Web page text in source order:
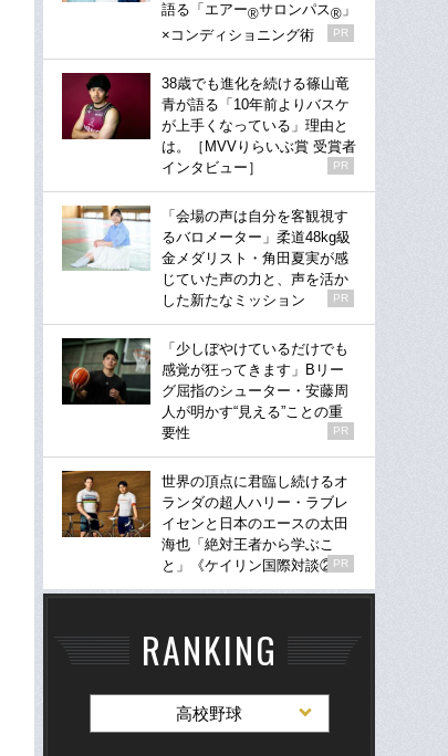
語る「エアー®サロンパス® 」
×コンディショニング術
PR
38歳でも進化を続ける篠山竜
青が語る「10年前よりバスケ
が上手くなっている」理由と
は。［MVVりらいぶ賞 受賞者
インタビュー］
PR
「会場の声は自分を客観視す
るバロメーター」柔道48kg級
金メダリスト・角田夏実が感
じていた声の力と、声を活か
した新たなミッション
PR
「少しぼやけているだけでも
感覚が狂ってきます」Bリー
グ屈指のシューター・安藤周
人が明かす“見える”ことの重
要性
PR
世界の頂点に君臨し続けるオ
ランダの超人ハリー・ラブレ
イセンと日本のエースの太田
海也「絶対王者から学ぶこ
と」《ケイリン国際対談②》
PR
RANKING
高校野球